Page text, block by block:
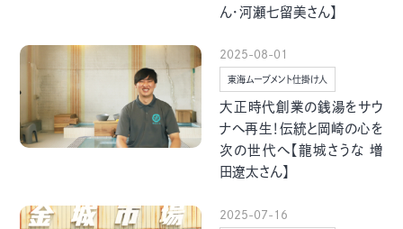
ん・河瀬七留美さん】
2025-08-01
東海ムーブメント仕掛け人
大正時代創業の銭湯をサウ
ナへ再生！伝統と岡崎の心を
次の世代へ【龍城さうな 増
田遼太さん】
2025-07-16